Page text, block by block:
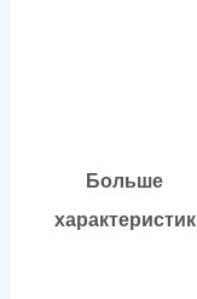
Больше
характеристик